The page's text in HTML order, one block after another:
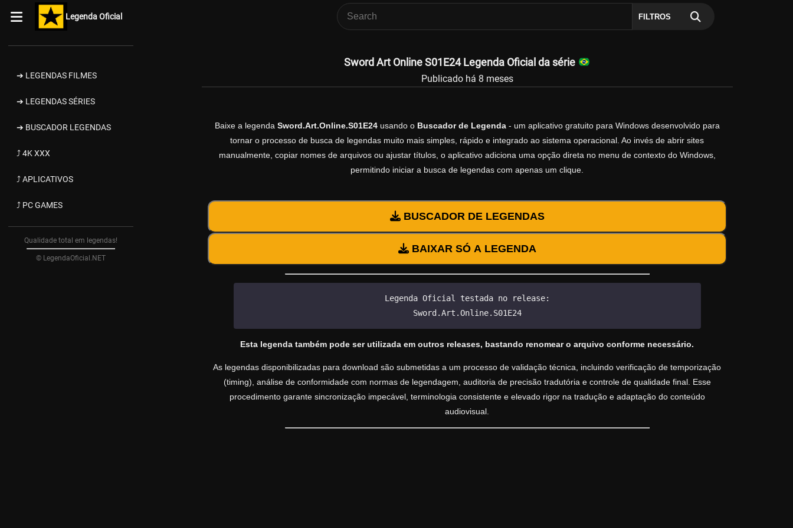
Legenda Oficial FILTROS
➔ LEGENDAS FILMES
➔ LEGENDAS SÉRIES
➔ BUSCADOR LEGENDAS
⤴ 4K XXX
⤴ APLICATIVOS
⤴ PC GAMES
Qualidade total em legendas!
© LegendaOficial.NET
Sword Art Online S01E24 Legenda Oficial da série
Publicado há 8 meses
Baixe a legenda Sword.Art.Online.S01E24usando o Buscador de Legenda- um aplicativo gratuito para Windows desenvolvido para
tornar o processo de busca de legendas muito mais simples, rápido e integrado ao sistema operacional. Ao invés de abrir sites
manualmente, copiar nomes de arquivos ou ajustar títulos, o aplicativo adiciona uma opção direta no menu de contexto do Windows,
permitindo iniciar a busca de legendas com apenas um clique.
BUSCADOR DE LEGENDAS
BAIXAR SÓ A LEGENDA
Legenda Oficial testada no release:
Sword.Art.Online.S01E24
Esta legenda também pode ser utilizada em outros releases, bastando renomear o arquivo conforme necessário.
As legendas disponibilizadas para download são submetidas a um processo de validação técnica, incluindo verificação de temporização
(timing), análise de conformidade com normas de legendagem, auditoria de precisão tradutória e controle de qualidade final. Esse
procedimento garante sincronização impecável, terminologia consistente e elevado rigor na tradução e adaptação do conteúdo
audiovisual.